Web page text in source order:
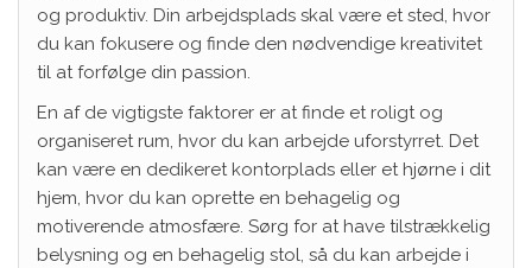
og produktiv. Din arbejdsplads skal være et sted, hvor
du kan fokusere og finde den nødvendige kreativitet
til at forfølge din passion.
En af de vigtigste faktorer er at finde et roligt og
organiseret rum, hvor du kan arbejde uforstyrret. Det
kan være en dedikeret kontorplads eller et hjørne i dit
hjem, hvor du kan oprette en behagelig og
motiverende atmosfære. Sørg for at have tilstrækkelig
belysning og en behagelig stol, så du kan arbejde i